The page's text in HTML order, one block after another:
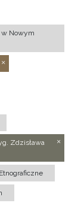
Nowym
Zdzisława